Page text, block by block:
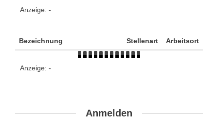
Anzeige: -
Bezeichnung Stellenart Arbeitsort
Anzeige: -
Anmelden